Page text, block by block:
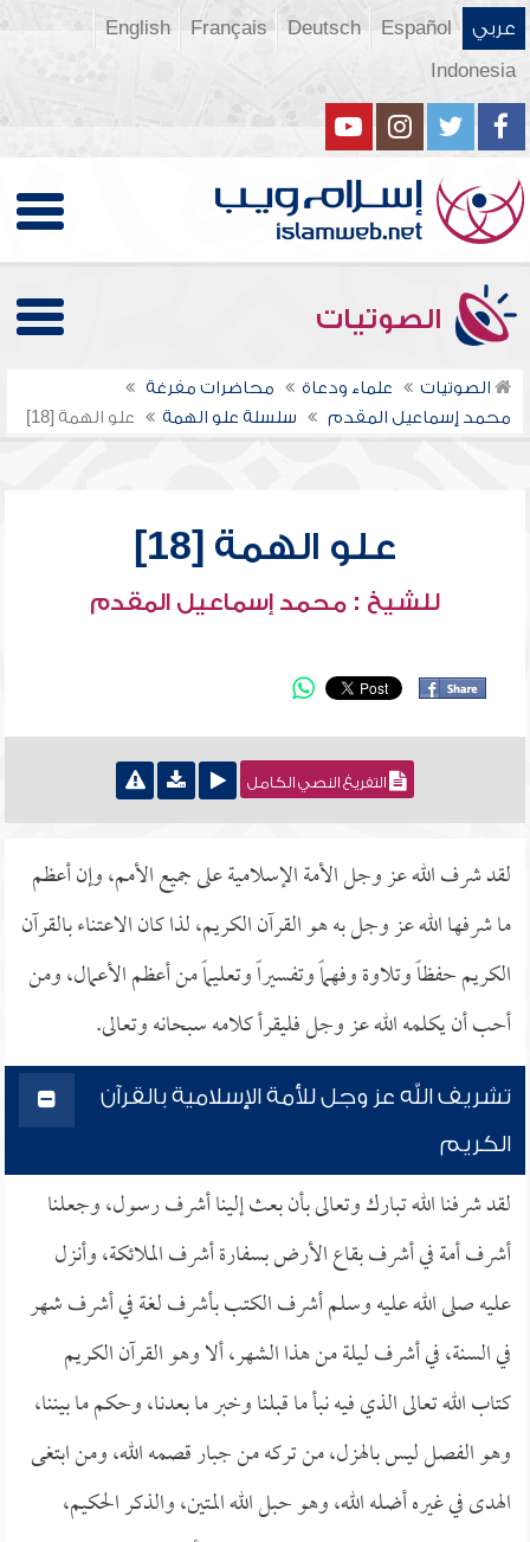
عربي Español
Deutsch
Français
English
Indonesia
الصوتيات
الصوتيات علماء ودعاة
محاضرات مفرغة
محمد إسماعيل المقدم
سلسلة علو الهمة علو الهمة [18]
علو الهمة [18]
للشيخ : محمد إسماعيل المقدم
التفريغ النصي الكامل
لقد شرف الله عز وجل الأمة الإسلامية على جميع الأمم، وإن أعظم
ما شرفها الله عز وجل به هو القرآن الكريم، لذا كان الاعتناء بالقرآن
الكريم حفظاً وتلاوة وفهماً وتفسيراً وتعليماً من أعظم الأعمال، ومن
أحب أن يكلمه الله عز وجل فليقرأ كلامه سبحانه وتعالى.
تشريف الله عز وجل للأمة الإسلامية بالقرآن
الكريم
لقد شرفنا الله تبارك وتعالى بأن بعث إلينا أشرف رسول، وجعلنا
أشرف أمة في أشرف بقاع الأرض بسفارة أشرف الملائكة، وأنزل
عليه صلى الله عليه وسلم أشرف الكتب بأشرف لغة في أشرف شهر
في السنة، في أشرف ليلة من هذا الشهر، ألا وهو القرآن الكريم
كتاب الله تعالى الذي فيه نبأ ما قبلنا وخبر ما بعدنا، وحكم ما بيننا،
وهو الفصل ليس بالهزل، من تركه من جبار قصمه الله، ومن ابتغى
الهدى في غيره أضله الله، وهو حبل الله المتين، والذكر الحكيم،